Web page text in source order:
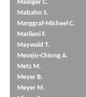
Mädiger C.
Malzahn S.
Marggraf-Micheel C.
Marliani F.
Maywald T.
Mesejo-Chiong A.
Metz M.
Meyer B.
Meyer M.